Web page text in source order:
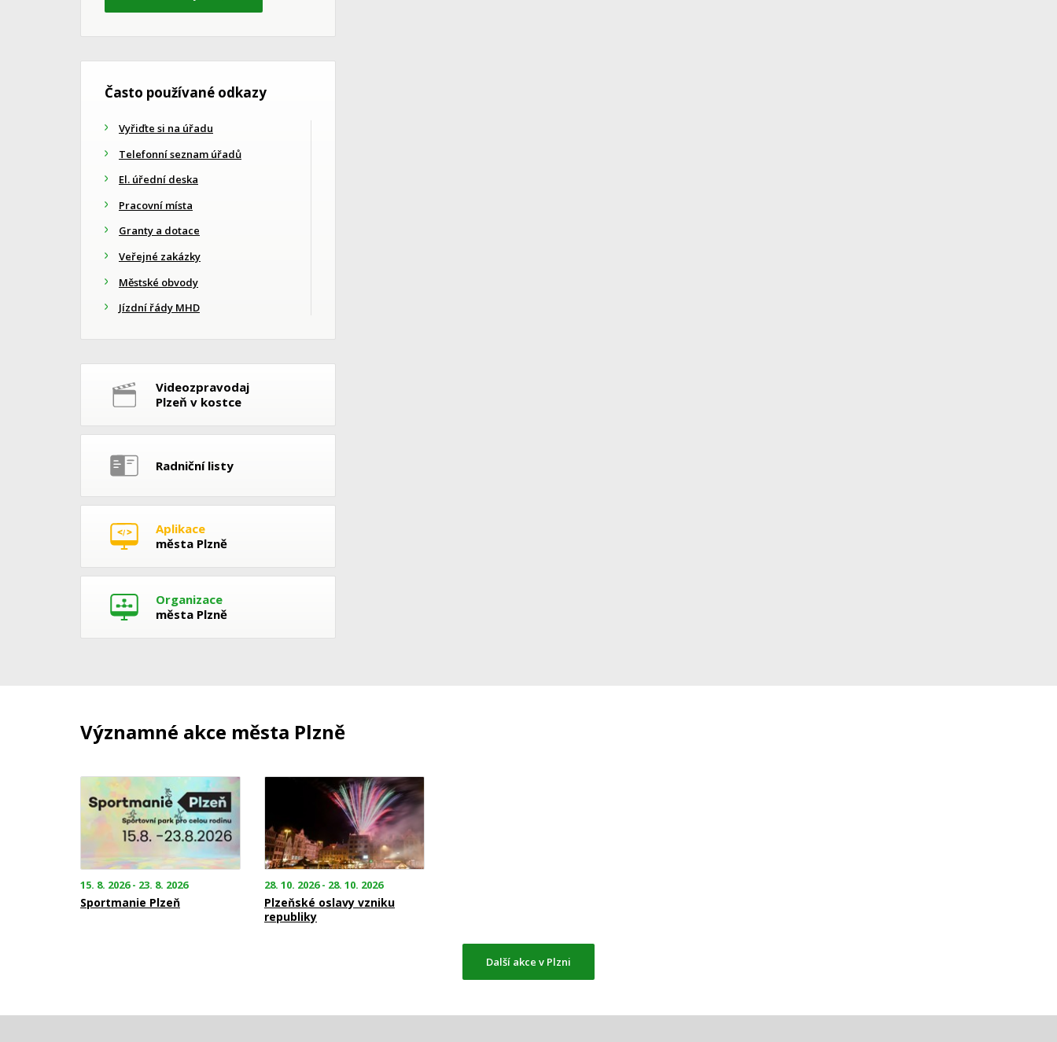
Často používané odkazy
Vyřiďte si na úřadu
Telefonní seznam úřadů
El. úřední deska
Pracovní místa
Granty a dotace
Veřejné zakázky
Městské obvody
Jízdní řády MHD
Videozpravodaj
Plzeň v kostce
Radniční listy
Aplikace
města Plzně
Organizace
města Plzně
Významné akce města Plzně
15. 8. 2026 - 23. 8. 2026
Sportmanie Plzeň
28. 10. 2026 - 28. 10. 2026
Plzeňské oslavy vzniku
republiky
Další akce v Plzni